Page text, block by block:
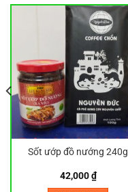
Sốt ướp đồ nướng 240g
42,000₫